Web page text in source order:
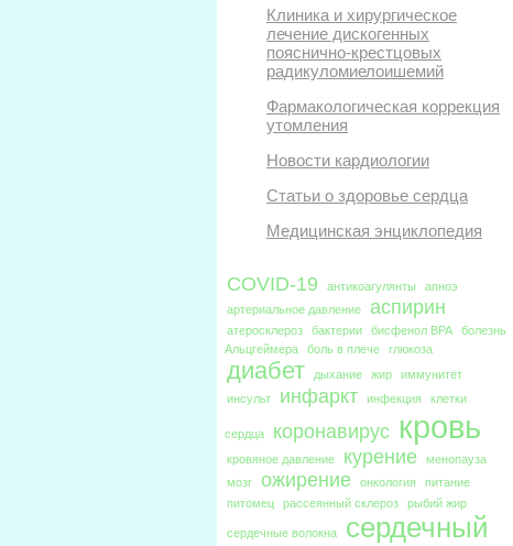
Клиника и хирургическое
лечение дискогенных
пояснично-крестцовых
радикуломиелоишемий
Фармакологическая коррекция
утомления
Новости кардиологии
Статьи о здоровье сердца
Медицинская энциклопедия
COVID-19 антикоагулянты
апноэ
артериальное давление
аспирин
атеросклероз бактерии бисфенол BPA
болезнь
Альцгеймера
боль в плече глюкоза
диабет дыхание жир
иммунитет
инсульт
инфаркт инфекция клетки
сердца коронавирус кровь
кровяное давление курение
менопауза
мозг
ожирение онкология
питание
питомец
рассеянный склероз рыбий жир
сердечные волокна
сердечный